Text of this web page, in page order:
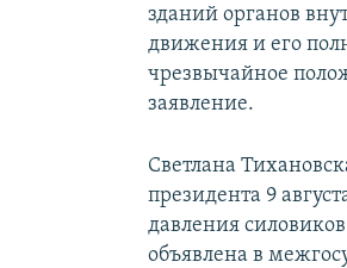
зданий органов
движения и его
чрезвычайное
заявление.
Светлана
президента 9
давления
объявлена в